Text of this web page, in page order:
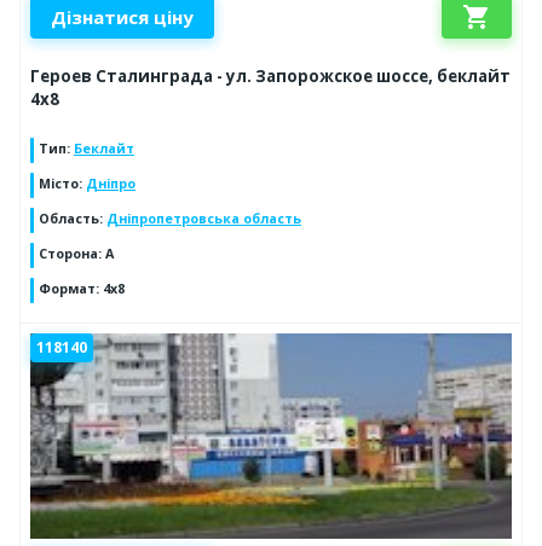
Дізнатися ціну shopping_cart
Героев Сталинграда - ул. Запорожское шоссе, беклайт
4х8
Тип: Беклайт
Місто: Дніпро
Область: Дніпропетровська область
Сторона: A
Формат: 4х8
118140